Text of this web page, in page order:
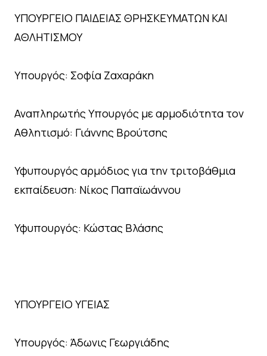
ΥΠΟΥΡΓΕΙΟ ΠΑΙΔΕΙΑΣ ΘΡΗΣΚΕΥΜΑΤΩΝ ΚΑΙ
ΑΘΛΗΤΙΣΜΟΥ
Υπουργός: Σοφία Ζαχαράκη
Αναπληρωτής Υπουργός με αρμοδιότητα τον
Αθλητισμό: Γιάννης Βρούτσης
Υφυπουργός αρμόδιος για την τριτοβάθμια
εκπαίδευση: Νίκος Παπαϊωάννου
Υφυπουργός: Κώστας Βλάσης
ΥΠΟΥΡΓΕΙΟ ΥΓΕΙΑΣ
Υπουργός: Άδωνις Γεωργιάδης